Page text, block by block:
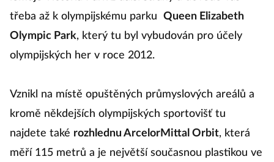
třeba až k olympijskému parku
Queen Elizabeth
Olympic Park, který tu byl vybudován pro účely
olympijských her v roce 2012.
Vznikl na místě opuštěných průmyslových areálů a
kromě někdejších olympijských sportovišť tu
najdete také rozhlednu ArcelorMittal Orbit, která
měří 115 metrů a je největší současnou plastikou ve